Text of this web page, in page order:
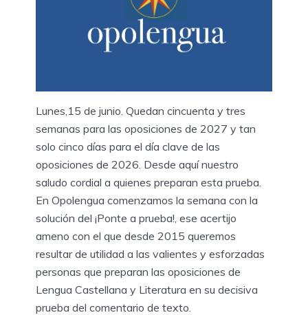
Lunes,15 de junio. Quedan cincuenta y tres
semanas para las oposiciones de 2027 y tan
solo cinco días para el día clave de las
oposiciones de 2026. Desde aquí nuestro
saludo cordial a quienes preparan esta prueba.
En Opolengua comenzamos la semana con la
solución del ¡Ponte a prueba!, ese acertijo
ameno con el que desde 2015 queremos
resultar de utilidad a las valientes y esforzadas
personas que preparan las oposiciones de
Lengua Castellana y Literatura en su decisiva
prueba del comentario de texto.